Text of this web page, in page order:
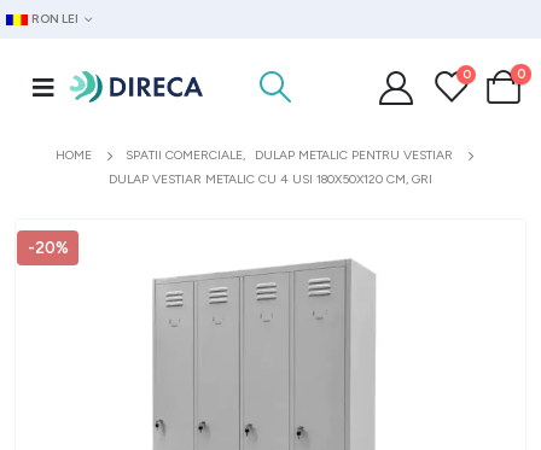
RON LEI
0 0
HOME SPATII COMERCIALE,
DULAP METALIC PENTRU VESTIAR
DULAP VESTIAR METALIC CU 4 USI 180X50X120 CM, GRI
-20%